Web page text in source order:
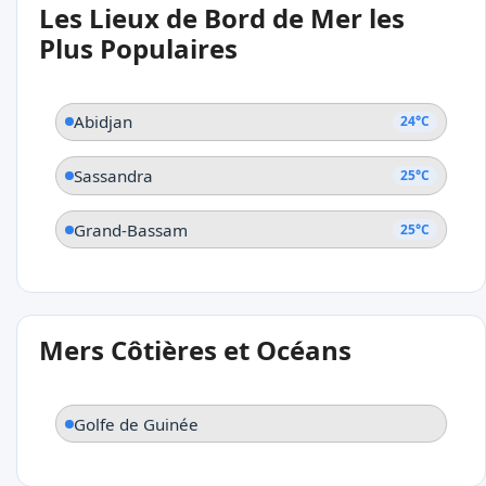
Abidjan
Les Lieux de Bord de Mer les
Plus Populaires
Abidjan 24°C
Sassandra 25°C
Grand-Bassam 25°C
Mers Côtières et Océans
Golfe de Guinée